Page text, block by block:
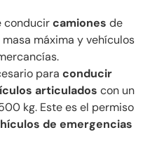
conducircamiones de
máxima y vehículos
paraconducir
articulados con un
kg. Este es el permiso
de emergencias